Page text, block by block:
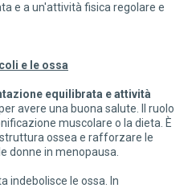
e a un'attività fisica regolare e
e le ossa
equilibrata e attività
avere una buona salute. Il ruolo
muscolare o la dieta. È
ossea e rafforzare le
donne in menopausa.
indebolisce le ossa. In